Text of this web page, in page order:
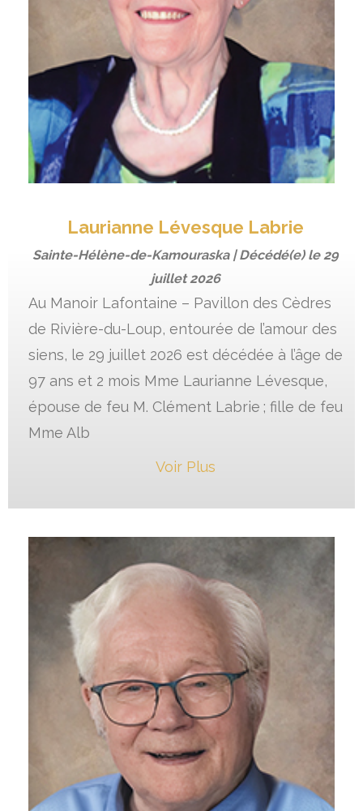
Laurianne Lévesque Labrie
Sainte-Hélène-de-Kamouraska | Décédé(e) le29
juillet 2026
Au Manoir Lafontaine – Pavillon des Cèdres
de Rivière-du-Loup, entourée de l’amour des
siens, le 29 juillet 2026 est décédée à l’âge de
97 ans et 2 mois Mme Laurianne Lévesque,
épouse de feu M. Clément Labrie ; fille de feu
Mme Alb
Voir Plus